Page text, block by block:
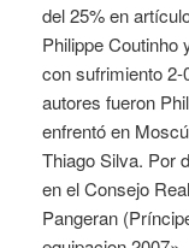
del 25% en
Philippe Coutinho
con sufrimiento
autores fueron
enfrentó en
Thiago Silva. Por
en el Consejo
Pangeran